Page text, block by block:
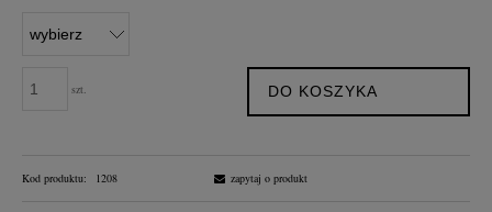
szt. DO KOSZYKA
Kod produktu: 1208 zapytaj o produkt